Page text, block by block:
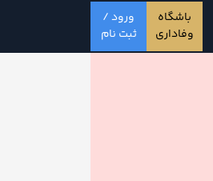
باشگاه
وفاداری
ورود /
ثبت نام